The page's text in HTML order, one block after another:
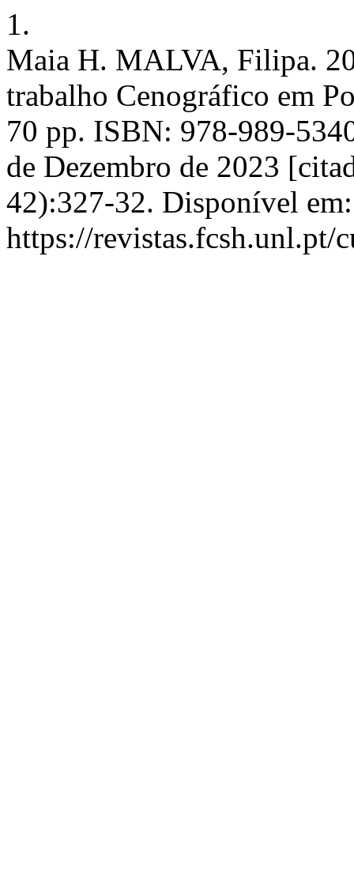
1.
Maia H. MALVA, Filipa.
trabalho Cenográfico em
70 pp. ISBN: 978-989-
de Dezembro de 2023
42):327-32. Disponível em:
https://revistas.fcsh.unl.pt/